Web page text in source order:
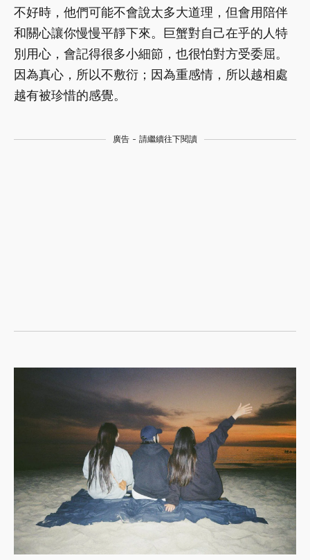
不好時，他們可能不會說太多大道理，但會用陪伴
和關心讓你慢慢平靜下來。巨蟹對自己在乎的人特
別用心，會記得很多小細節，也很怕對方受委屈。
因為真心，所以不敷衍；因為重感情，所以越相處
越有被珍惜的感覺。
廣告 - 請繼續往下閱讀